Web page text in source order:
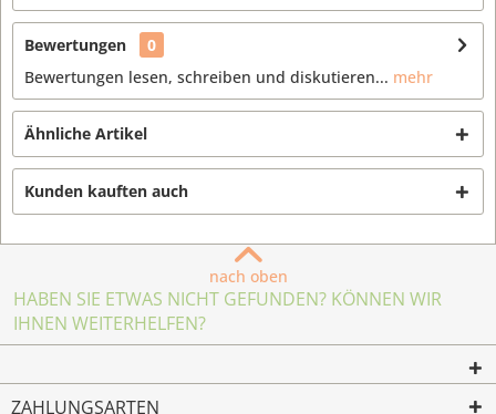
Bewertungen
0
Bewertungen lesen, schreiben und diskutieren... mehr
Ähnliche Artikel
Kunden kauften auch
nach oben
HABEN SIE ETWAS NICHT GEFUNDEN? KÖNNEN WIR
IHNEN WEITERHELFEN?
ZAHLUNGSARTEN